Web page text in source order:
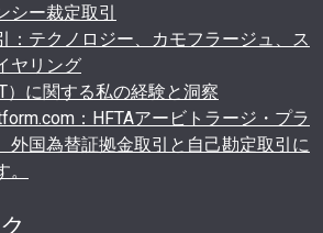
シー裁定取引
：テクノロジー、カモフラージュ、ス
ヤリング
）に関する私の経験と洞察
：HFTAアービトラージ・プラ
外国為替証拠金取引と自己勘定取引に